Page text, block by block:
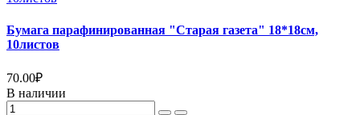
Бумага парафинированная "Старая газета" 18*18см,
10листов
70.00₽
В наличии